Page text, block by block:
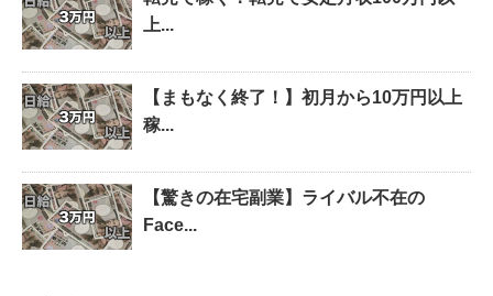
上...
【まもなく終了！】初月から10万円以上
稼...
【驚きの在宅副業】ライバル不在の
Face...